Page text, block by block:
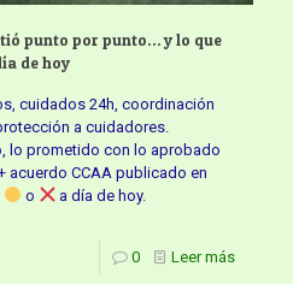
punto por punto… y lo que
de hoy
cuidados 24h, coordinación
a cuidadores.
lo prometido con lo aprobado
acuerdo CCAA publicado en
o a día de hoy.
0 Leer más